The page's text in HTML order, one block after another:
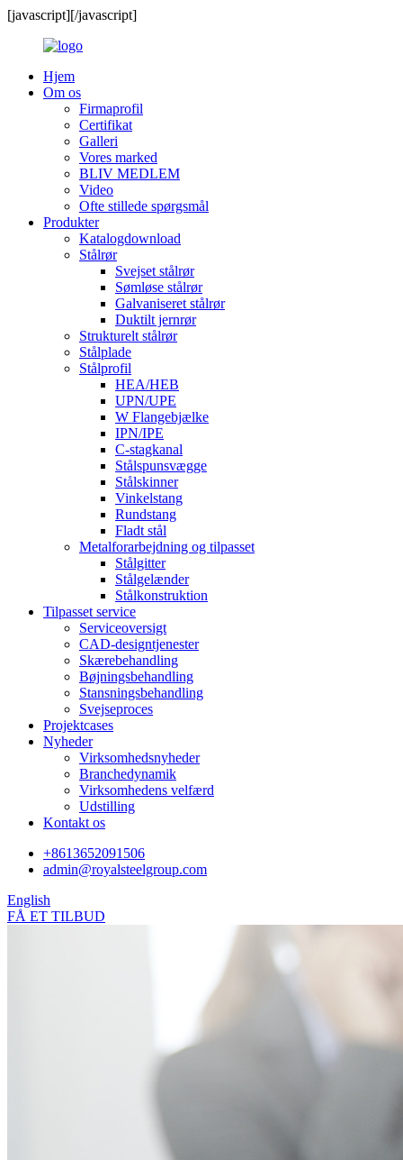
[javascript][/javascript]
Hjem
Om os
Firmaprofil
Certifikat
Galleri
Vores marked
BLIV MEDLEM
Video
Ofte stillede spørgsmål
Produkter
Katalogdownload
Stålrør
Svejset stålrør
Sømløse stålrør
Galvaniseret stålrør
Duktilt jernrør
Strukturelt stålrør
Stålplade
Stålprofil
HEA/HEB
UPN/UPE
W Flangebjælke
IPN/IPE
C-stagkanal
Stålspunsvægge
Stålskinner
Vinkelstang
Rundstang
Fladt stål
Metalforarbejdning og tilpasset
Stålgitter
Stålgelænder
Stålkonstruktion
Tilpasset service
Serviceoversigt
CAD-designtjenester
Skærebehandling
Bøjningsbehandling
Stansningsbehandling
Svejseproces
Projektcases
Nyheder
Virksomhedsnyheder
Branchedynamik
Virksomhedens velfærd
Udstilling
Kontakt os
+8613652091506
admin@royalsteelgroup.com
English
FÅ ET TILBUD